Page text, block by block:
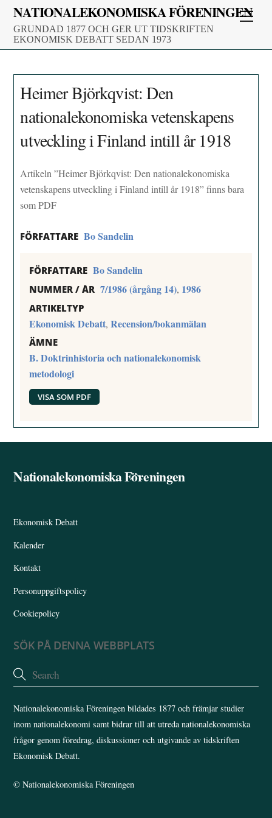
Skip
content
NATIONALEKONOMISKA FÖRENINGEN
GRUNDAD 1877 OCH GER UT TIDSKRIFTEN
EKONOMISK DEBATT SEDAN 1973
Heimer Björkqvist: Den
nationalekonomiska vetenskapens
utveckling i Finland intill år 1918
Artikeln ”Heimer Björkqvist: Den nationalekonomiska
vetenskapens utveckling i Finland intill år 1918” finns bara
som PDF
FÖRFATTARE Bo Sandelin
FÖRFATTARE Bo Sandelin
NUMMER / ÅR 7/1986 (årgång 14), 1986
ARTIKELTYP
Ekonomisk Debatt,Recension/bokanmälan
ÄMNE
B. Doktrinhistoria och nationalekonomisk
metodologi
VISA SOM PDF
Back
Nationalekonomiska Föreningen
Ekonomisk Debatt
Kalender
Kontakt
Personuppgiftspolicy
Cookiepolicy
SÖK PÅ DENNA WEBBPLATS
Nationalekonomiska Föreningen bildades 1877 och främjar studier
inom nationalekonomi samt bidrar till att utreda nationalekonomiska
frågor genom föredrag, diskussioner och utgivande av tidskriften
Ekonomisk Debatt.
©Nationalekonomiska Föreningen